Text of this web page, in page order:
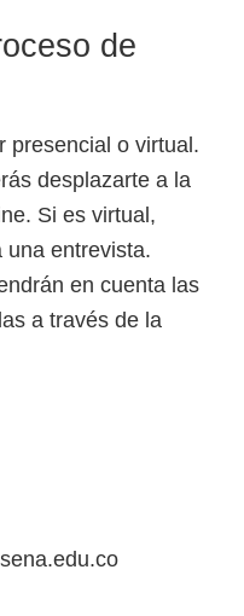
de
presencial o virtual.
desplazarte a la
Si es virtual,
una entrevista.
en cuenta las
a través de la